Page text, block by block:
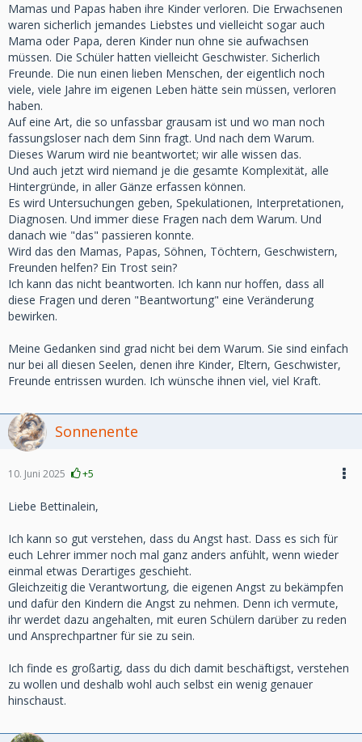
Mamas und Papas haben ihre Kinder verloren. Die Erwachsenen
waren sicherlich jemandes Liebstes und vielleicht sogar auch
Mama oder Papa, deren Kinder nun ohne sie aufwachsen
müssen. Die Schüler hatten vielleicht Geschwister. Sicherlich
Freunde. Die nun einen lieben Menschen, der eigentlich noch
viele, viele Jahre im eigenen Leben hätte sein müssen, verloren
haben.
Auf eine Art, die so unfassbar grausam ist und wo man noch
fassungsloser nach dem Sinn fragt. Und nach dem Warum.
Dieses Warum wird nie beantwortet; wir alle wissen das.
Und auch jetzt wird niemand je die gesamte Komplexität, alle
Hintergründe, in aller Gänze erfassen können.
Es wird Untersuchungen geben, Spekulationen, Interpretationen,
Diagnosen. Und immer diese Fragen nach dem Warum. Und
danach wie "das" passieren konnte.
Wird das den Mamas, Papas, Söhnen, Töchtern, Geschwistern,
Freunden helfen? Ein Trost sein?
Ich kann das nicht beantworten. Ich kann nur hoffen, dass all
diese Fragen und deren "Beantwortung" eine Veränderung
bewirken.
Meine Gedanken sind grad nicht bei dem Warum. Sie sind einfach
nur bei all diesen Seelen, denen ihre Kinder, Eltern, Geschwister,
Freunde entrissen wurden. Ich wünsche ihnen viel, viel Kraft.
Sonnenente
10. Juni 2025 +5
Liebe Bettinalein,
Ich kann so gut verstehen, dass du Angst hast. Dass es sich für
euch Lehrer immer noch mal ganz anders anfühlt, wenn wieder
einmal etwas Derartiges geschieht.
Gleichzeitig die Verantwortung, die eigenen Angst zu bekämpfen
und dafür den Kindern die Angst zu nehmen. Denn ich vermute,
ihr werdet dazu angehalten, mit euren Schülern darüber zu reden
und Ansprechpartner für sie zu sein.
Ich finde es großartig, dass du dich damit beschäftigst, verstehen
zu wollen und deshalb wohl auch selbst ein wenig genauer
hinschaust.